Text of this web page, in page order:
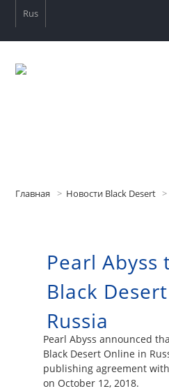
Rus
О
Главная Новости Black Desert
Pearl Abyss
Black
Russia
Pearl Abyss announced
Black Desert Online in
publishing agreement
on October 12, 2018.